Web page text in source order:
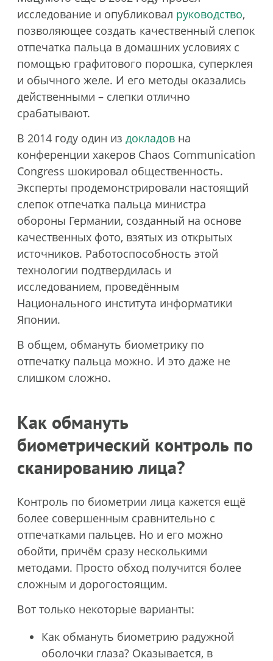
исследование и опубликовал руководство,
позволяющее создать качественный слепок
отпечатка пальца в домашних условиях с
помощью графитового порошка, суперклея
и обычного желе. И его методы оказались
действенными – слепки отлично
срабатывают.
В 2014 году один из докладов на
конференции хакеров Chaos Communication
Congress шокировал общественность.
Эксперты продемонстрировали настоящий
слепок отпечатка пальца министра
обороны Германии, созданный на основе
качественных фото, взятых из открытых
источников. Работоспособность этой
технологии подтвердилась и
исследованием, проведённым
Национального института информатики
Японии.
В общем, обмануть биометрику по
отпечатку пальца можно. И это даже не
слишком сложно.
Как обмануть
биометрический контроль по
сканированию лица?
Контроль по биометрии лица кажется ещё
более совершенным сравнительно с
отпечатками пальцев. Но и его можно
обойти, причём сразу несколькими
методами. Просто обход получится более
сложным и дорогостоящим.
Вот только некоторые варианты:
Как обмануть биометрию радужной
оболочки глаза? Оказывается, в